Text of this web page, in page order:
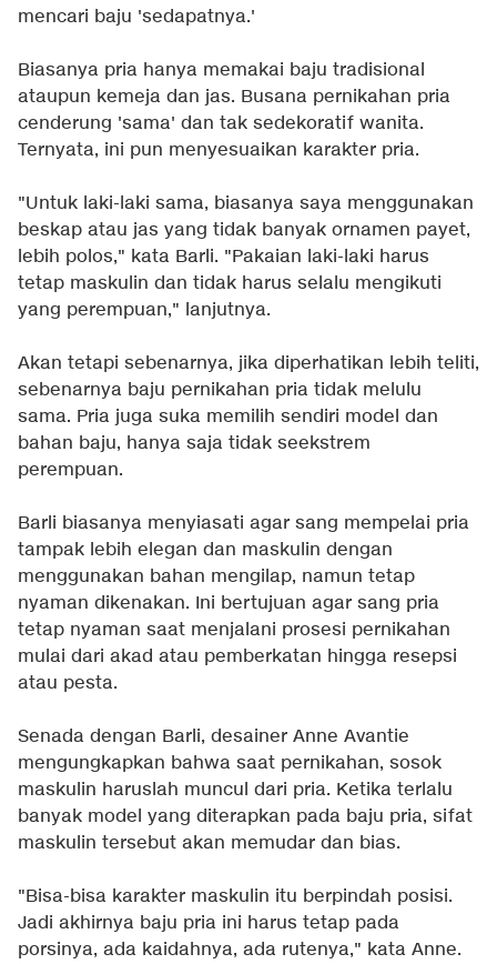
mencari baju 'sedapatnya.'
Biasanya pria hanya memakai baju tradisional
ataupun kemeja dan jas. Busana pernikahan pria
cenderung 'sama' dan tak sedekoratif wanita.
Ternyata, ini pun menyesuaikan karakter pria.
"Untuk laki-laki sama, biasanya saya menggunakan
beskap atau jas yang tidak banyak ornamen payet,
lebih polos," kata Barli. "Pakaian laki-laki harus
tetap maskulin dan tidak harus selalu mengikuti
yang perempuan," lanjutnya.
Akan tetapi sebenarnya, jika diperhatikan lebih teliti,
sebenarnya baju pernikahan pria tidak melulu
sama. Pria juga suka memilih sendiri model dan
bahan baju, hanya saja tidak seekstrem
perempuan.
Barli biasanya menyiasati agar sang mempelai pria
tampak lebih elegan dan maskulin dengan
menggunakan bahan mengilap, namun tetap
nyaman dikenakan. Ini bertujuan agar sang pria
tetap nyaman saat menjalani prosesi pernikahan
mulai dari akad atau pemberkatan hingga resepsi
atau pesta.
Senada dengan Barli, desainer Anne Avantie
mengungkapkan bahwa saat pernikahan, sosok
maskulin haruslah muncul dari pria. Ketika terlalu
banyak model yang diterapkan pada baju pria, sifat
maskulin tersebut akan memudar dan bias.
"Bisa-bisa karakter maskulin itu berpindah posisi.
Jadi akhirnya baju pria ini harus tetap pada
porsinya, ada kaidahnya, ada rutenya," kata Anne.